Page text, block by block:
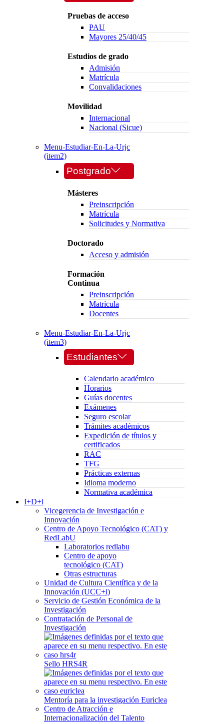
Pruebas de acceso
PAU
Mayores 25/40/45
Estudios de grado
Admisión
Matrícula
Convalidaciones
Movilidad
Internacional
Nacional (Sicue)
Menu-Estudiar-En-La-Urjc
(item2)
Postgrado
Másteres
Preinscripción
Matrícula
Solicitudes y Normativa
Doctorado
Acceso y admisión
Formación
Continua
Preinscripción
Matrícula
Docentes
Menu-Estudiar-En-La-Urjc
(item3)
Estudiantes
Calendario académico
Horarios
Guías docentes
Exámenes
Seguro escolar
Trámites académicos
Expedición de títulos y
certificados
RAC
TFG
Prácticas externas
Idioma moderno
Normativa académica
I+D+i
Vicegerencia de Investigación e
Innovación
Centro de Apoyo Tecnológico (CAT) y
RedLabU
Laboratorios redlabu
Centro de apoyo
tecnológico (CAT)
Otras estructuras
Unidad de Cultura Científica y de la
Innovación (UCC+i)
Servicio de Gestión Económica de la
Investigación
Contratación de Personal de
Investigación
Sello HRS4R
Mentoría para la investigación Euriclea
Centro de Atracción e
Internacionalización del Talento